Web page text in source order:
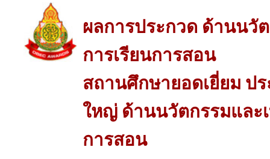
ผลการประกวด ด้านนวั
การเรียนการสอน
สถานศึกษายอดเยี่ยม ป
ใหญ่ ด้านนวัตกรรมและ
การสอน